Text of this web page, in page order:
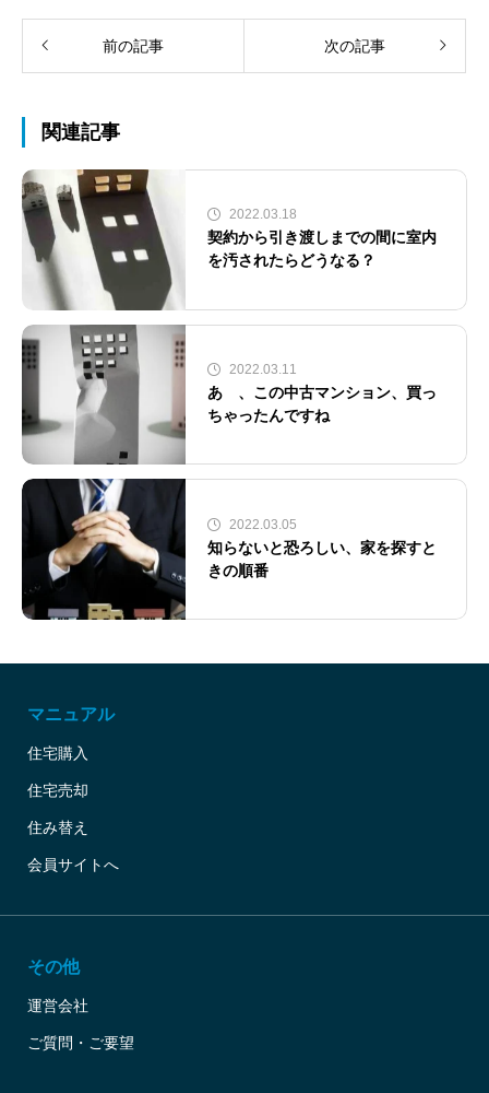
前の記事 次の記事
関連記事
2022.03.18
契約から引き渡しまでの間に室内
を汚されたらどうなる？
2022.03.11
あゝ、この中古マンション、買っ
ちゃったんですね
2022.03.05
知らないと恐ろしい、家を探すと
きの順番
マニュアル
住宅購入
住宅売却
住み替え
会員サイトへ
その他
運営会社
ご質問・ご要望